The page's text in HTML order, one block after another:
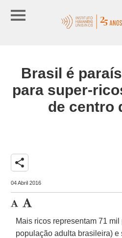
Brasil é
para super-
de centro
share
04 Abril 2016
Mais ricos representam 71
população adulta brasileira) e